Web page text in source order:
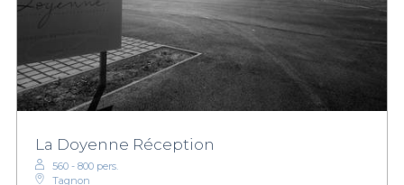
La Doyenne Réception
560 - 800 pers.
Tagnon